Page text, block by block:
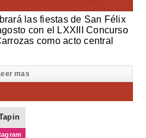
las fiestas de San Félix
con el LXXIII Concurso
como acto central
mas